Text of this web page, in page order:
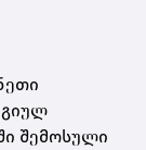
შემოსული